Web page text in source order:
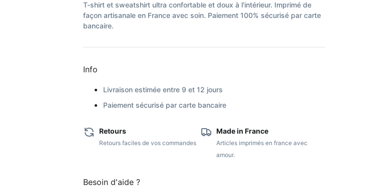
T-shirt et sweatshirt ultra confortable et doux à l'intérieur. Imprimé de
façon artisanale en France avec soin. Paiement 100% sécurisé par carte
bancaire.
Info
Livraison estimée entre 9 et 12 jours
Paiement sécurisé par carte bancaire
Retours
Retours faciles de vos commandes
Made in France
Articles imprimés en france avec
amour.
Besoin d'aide ?